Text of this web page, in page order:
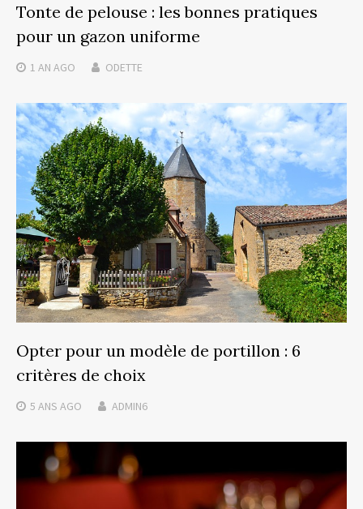
Tonte de pelouse : les bonnes pratiques
pour un gazon uniforme
1 AN AGO ODETTE
Opter pour un modèle de portillon : 6
critères de choix
5 ANS AGO ADMIN6